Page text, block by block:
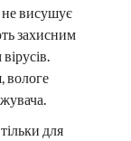
не висушує
захисним
вологе
для